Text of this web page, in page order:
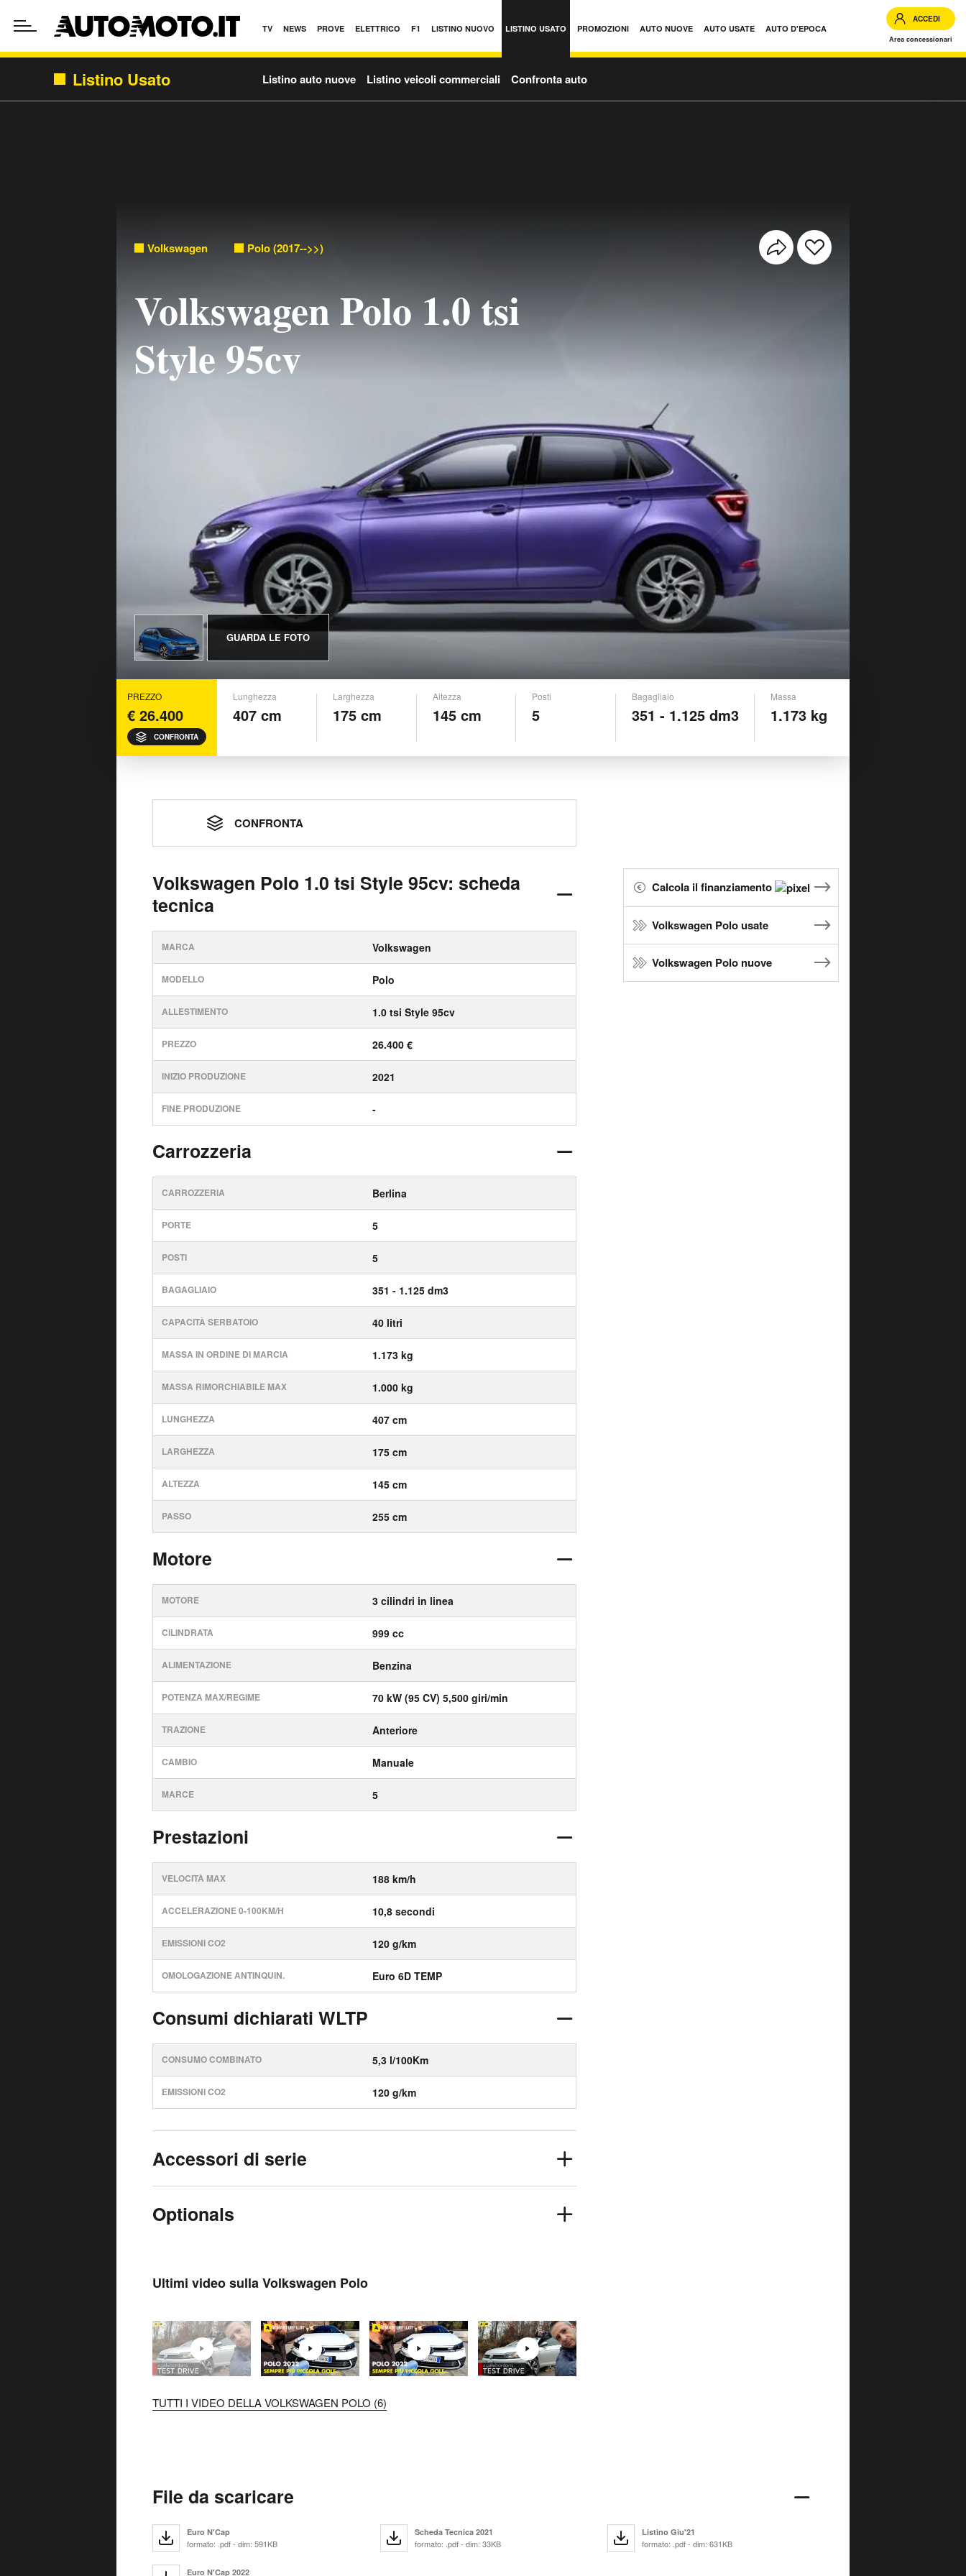
TV NEWS PROVE ELETTRICO F1 LISTINO NUOVO LISTINO USATO PROMOZIONI AUTO NUOVE AUTO USATE AUTO D'EPOCA
ACCEDI
Area concessionari
Listino Usato Listino auto nuove Listino veicoli commerciali Confronta auto
Volkswagen Polo (2017-->>)
Volkswagen Polo 1.0 tsi
Style 95cv
GUARDA LE FOTO
PREZZO
€ 26.400
CONFRONTA
Lunghezza
407 cm
Larghezza
175 cm
Altezza
145 cm
Posti
5
Bagagliaio
351 - 1.125 dm3
Massa
1.173 kg
CONFRONTA
Volkswagen Polo 1.0 tsi Style 95cv: scheda
tecnica
MARCA Volkswagen
MODELLO Polo
ALLESTIMENTO 1.0 tsi Style 95cv
PREZZO 26.400 €
INIZIO PRODUZIONE 2021
FINE PRODUZIONE -
Carrozzeria
CARROZZERIA Berlina
PORTE 5
POSTI 5
BAGAGLIAIO 351 - 1.125 dm3
CAPACITÀ SERBATOIO 40 litri
MASSA IN ORDINE DI MARCIA 1.173 kg
MASSA RIMORCHIABILE MAX 1.000 kg
LUNGHEZZA 407 cm
LARGHEZZA 175 cm
ALTEZZA 145 cm
PASSO 255 cm
Motore
MOTORE 3 cilindri in linea
CILINDRATA 999 cc
ALIMENTAZIONE Benzina
POTENZA MAX/REGIME 70 kW (95 CV) 5,500 giri/min
TRAZIONE Anteriore
CAMBIO Manuale
MARCE 5
Prestazioni
VELOCITÀ MAX 188 km/h
ACCELERAZIONE 0-100KM/H 10,8 secondi
EMISSIONI CO2 120 g/km
OMOLOGAZIONE ANTINQUIN. Euro 6D TEMP
Consumi dichiarati WLTP
CONSUMO COMBINATO 5,3 l/100Km
EMISSIONI CO2 120 g/km
Accessori di serie
Optionals
Ultimi video sulla Volkswagen Polo
TUTTI I VIDEO DELLA VOLKSWAGEN POLO (6)
Calcola il finanziamento
Volkswagen Polo usate
Volkswagen Polo nuove
File da scaricare
Euro N'Cap
formato: .pdf - dim: 591KB
Scheda Tecnica 2021
formato: .pdf - dim: 33KB
Listino Giu'21
formato: .pdf - dim: 631KB
Euro N'Cap 2022